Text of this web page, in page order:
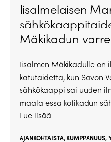
Iisalmelaisen
Mäkikadun
Iisalmen Mäkikadulle on
katutaidetta, kun Savon
sähkökaappi sai uuden
maalatessa kotikadun
Lue lisää
AJANKOHTAISTA, KUMPPANUUS,